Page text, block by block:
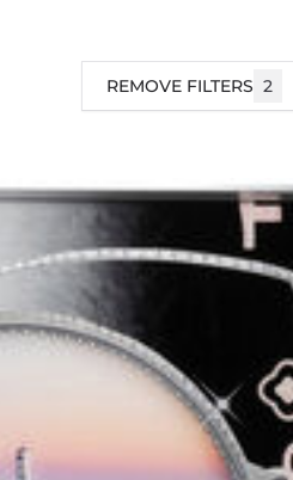
REMOVE FILTERS 2